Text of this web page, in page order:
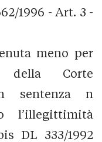
1996 - Art. 3 -
meno per
della Corte
sentenza n
l’illegittimità
DL 333/1992